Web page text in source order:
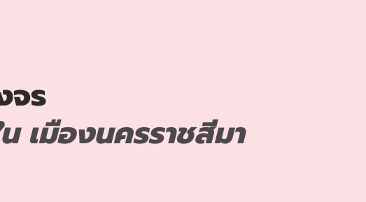
จร
เมืองนครราชสีมา